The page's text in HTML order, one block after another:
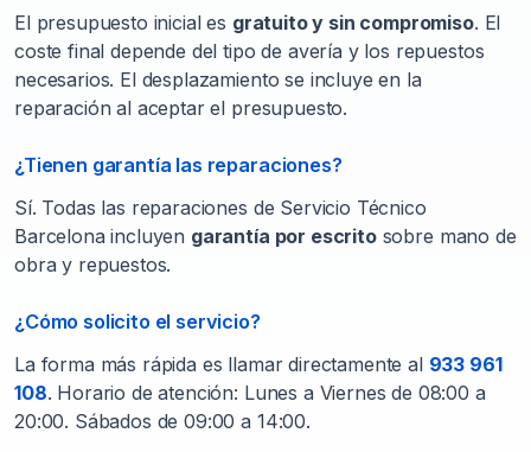
El presupuesto inicial es gratuito y sin compromiso. El
coste final depende del tipo de avería y los repuestos
necesarios. El desplazamiento se incluye en la
reparación al aceptar el presupuesto.
¿Tienen garantía las reparaciones?
Sí. Todas las reparaciones de Servicio Técnico
Barcelona incluyen garantía por escritosobre mano de
obra y repuestos.
¿Cómo solicito el servicio?
La forma más rápida es llamar directamente al 933 961
108. Horario de atención: Lunes a Viernes de 08:00 a
20:00. Sábados de 09:00 a 14:00.